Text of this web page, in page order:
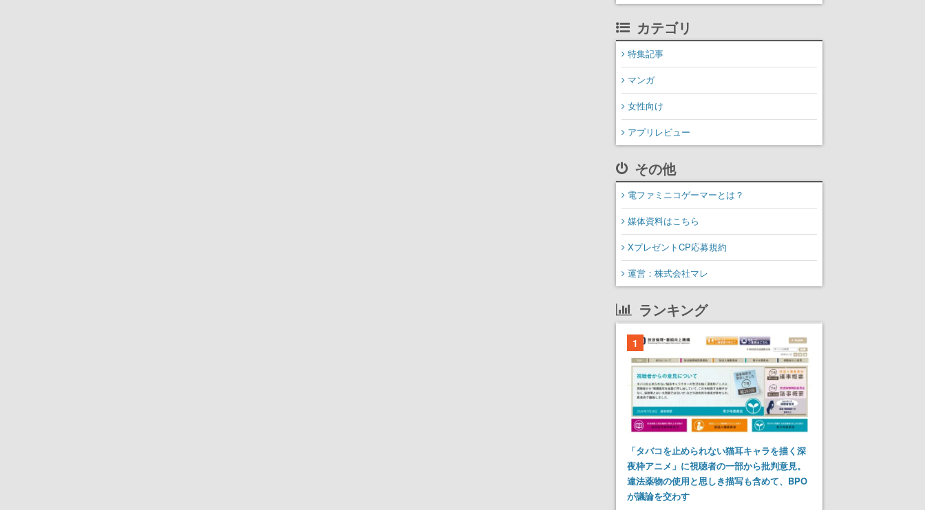
カテゴリ
特集記事
マンガ
女性向け
アプリレビュー
その他
電ファミニコゲーマーとは？
媒体資料はこちら
XプレゼントCP応募規約
運営：株式会社マレ
ランキング
1
「タバコを止められない猫耳キャラを描く深
夜枠アニメ」に視聴者の一部から批判意見。
違法薬物の使用と思しき描写も含めて、BPO
が議論を交わす